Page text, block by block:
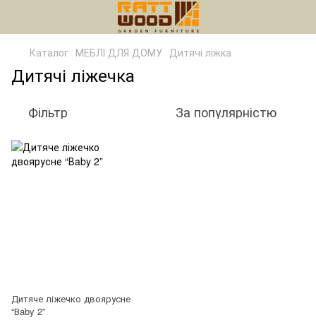
Каталог МЕБЛІ ДЛЯ ДОМУ Дитячі ліжка
Дитячі ліжечка
Фільтр За популярністю
Дитяче ліжечко двоярусне
“Вaby 2”